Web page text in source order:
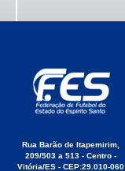
Rua Barão de Itapemirim,
209/503 a 513 - Centro -
Vitória/ES - CEP:29.010-060